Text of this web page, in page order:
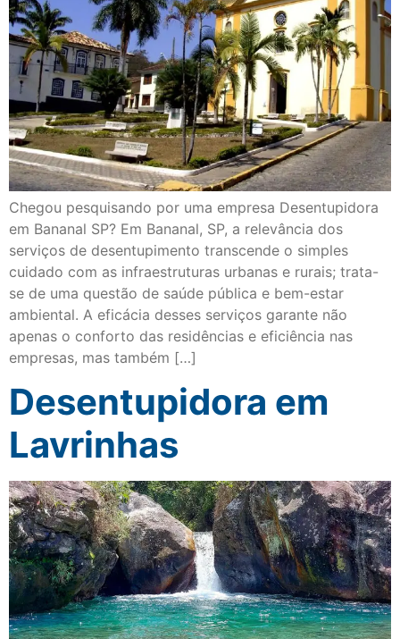
Chegou pesquisando por uma empresa Desentupidora
em Bananal SP? Em Bananal, SP, a relevância dos
serviços de desentupimento transcende o simples
cuidado com as infraestruturas urbanas e rurais; trata-
se de uma questão de saúde pública e bem-estar
ambiental. A eficácia desses serviços garante não
apenas o conforto das residências e eficiência nas
empresas, mas também […]
Desentupidora em
Lavrinhas